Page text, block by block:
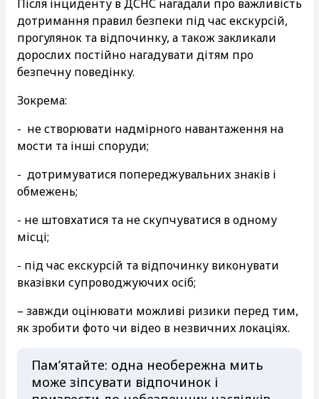
Після інциденту в ДСНС нагадали про важливість
дотримання правил безпеки під час екскурсій,
прогулянок та відпочинку, а також закликали
дорослих постійно нагадувати дітям про
безпечну поведінку.
Зокрема:
- не створювати надмірного навантаження на
мости та інші споруди;
- дотримуватися попереджувальних знаків і
обмежень;
- не штовхатися та не скупчуватися в одному
місці;
- під час екскурсій та відпочинку виконувати
вказівки супроводжуючих осіб;
– завжди оцінювати можливі ризики перед тим,
як зробити фото чи відео в незвичних локаціях.
Пам’ятайте: одна необережна мить
може зіпсувати відпочинок і